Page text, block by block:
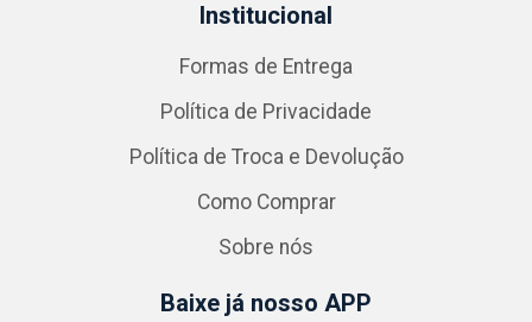
Institucional
Formas de Entrega
Política de Privacidade
Política de Troca e Devolução
Como Comprar
Sobre nós
Baixe já nosso APP